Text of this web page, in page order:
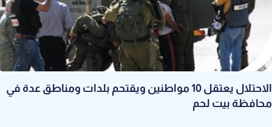
الاحتلال يعتقل 10 مواطنين ويقتحم بلدات ومناطق عدة في
محافظة بيت لحم